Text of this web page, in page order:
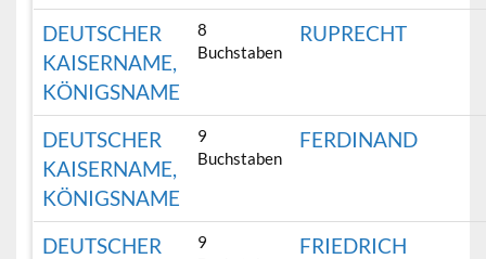
DEUTSCHER
KAISERNAME,
KÖNIGSNAME
8
Buchstaben
RUPRECHT
DEUTSCHER
KAISERNAME,
KÖNIGSNAME
9
Buchstaben
FERDINAND
DEUTSCHER
9
FRIEDRICH